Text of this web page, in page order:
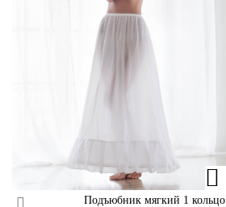
Подъюбник мягкий 1 кольцо